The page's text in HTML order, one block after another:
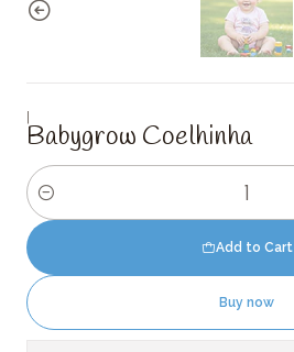
|
Babygrow Coelhinha
Quantity
Add to Cart
Buy now